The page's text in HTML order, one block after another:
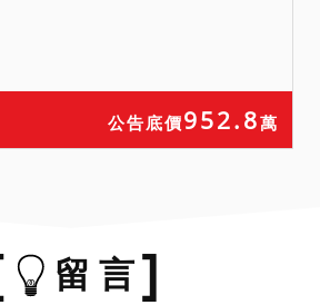
七、本院業將查詢所得之資
訊揭露於拍賣公告之上，惟
隨社會經濟情事而迭有異
動，應買人於投標前自應向
公告底價952.8萬
留 言